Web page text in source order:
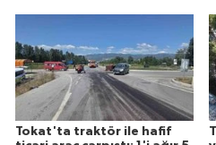
Tokat'ta traktör ile hafif